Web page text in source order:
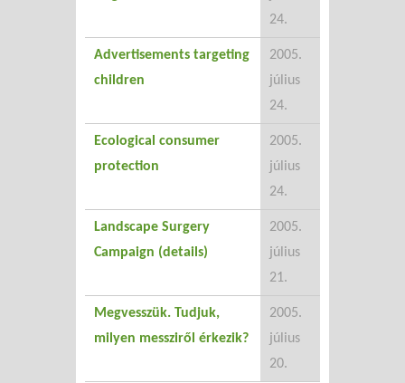
24.
Advertisements targeting
children
2005.
július
24.
Ecological consumer
protection
2005.
július
24.
Landscape Surgery
Campaign (details)
2005.
július
21.
Megvesszük. Tudjuk,
milyen messziről érkezik?
2005.
július
20.